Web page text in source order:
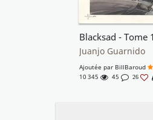
Blacksad - Tome
Juanjo Guarnido
Ajoutée par BillBaroud
10 345
45 26